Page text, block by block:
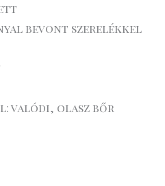
bevont szerelékkel
valódi, olasz bőr